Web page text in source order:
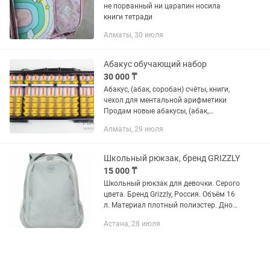
не порванный ни царапин носила
книги тетради
Алматы, 30 июля
Абакус обучающий набор
30 000 ₸
Абакус, (абак, соробан) счёты, книги,
чехол для ментальной арифметики
Продам новые абакусы, (абак,
арифметики. Есть большие
абакусы для...
Алматы, 29 июля
Школьный рюкзак, бренд GRIZZLY
15 000 ₸
Школьный рюкзак для девочки. Серого
цвета. Бренд Grizzly, Россия. Объём 16
л. Материал плотный полиэстер. Дно
пропитка. Длина 29 см Ширина 20 см
Астана, 28 июля